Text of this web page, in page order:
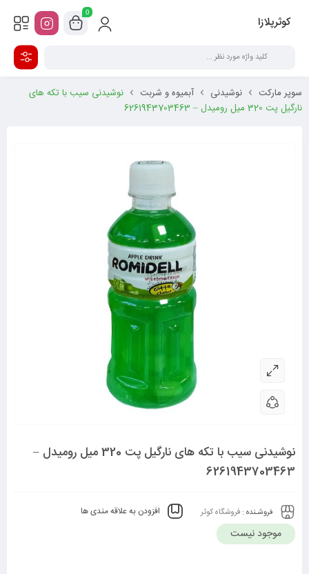
کوثرپلازا
0
سوپر مارکت نوشیدنی آبمیوه و شربت
نوشیدنی سیب با تکه های
نارگیل پت 320 میل رومیدل – 6261943703463
نوشیدنی سیب با تکه های نارگیل پت 320 میل رومیدل –
6261943703463
فروشـنده : فروشگاه کوثر افزودن به علاقه مندی ها
موجود نیست